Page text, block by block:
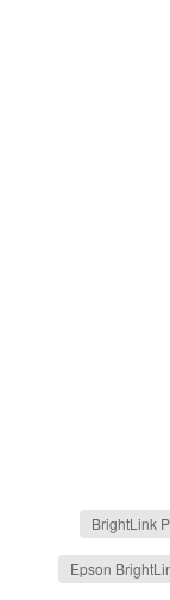
BrightLink
Epson